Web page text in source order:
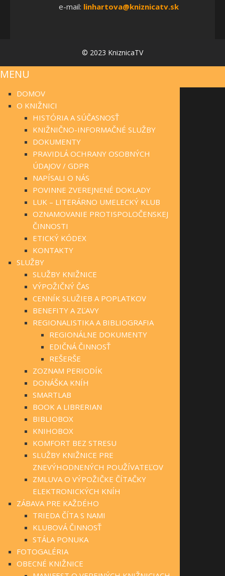
e-mail: linhartova@kniznicatv.sk
© 2023 KniznicaTV
MENU
DOMOV
O KNIŽNICI
HISTÓRIA A SÚČASNOSŤ
KNIŽNIČNO-INFORMAČNÉ SLUŽBY
DOKUMENTY
PRAVIDLÁ OCHRANY OSOBNÝCH
ÚDAJOV / GDPR
NAPÍSALI O NÁS
POVINNE ZVEREJNENÉ DOKLADY
LUK – LITERÁRNO UMELECKÝ KLUB
OZNAMOVANIE PROTISPOLOČENSKEJ
ČINNOSTI
ETICKÝ KÓDEX
KONTAKTY
SLUŽBY
SLUŽBY KNIŽNICE
VÝPOŽIČNÝ ČAS
CENNÍK SLUŽIEB A POPLATKOV
BENEFITY A ZĽAVY
REGIONALISTIKA A BIBLIOGRAFIA
REGIONÁLNE DOKUMENTY
EDIČNÁ ČINNOSŤ
REŠERŠE
ZOZNAM PERIODÍK
DONÁŠKA KNÍH
SMARTLAB
BOOK A LIBRERIAN
BIBLIOBOX
KNIHOBOX
KOMFORT BEZ STRESU
SLUŽBY KNIŽNICE PRE
ZNEVÝHODNENÝCH POUŽÍVATEĽOV
ZMLUVA O VÝPOŽIČKE ČÍTAČKY
ELEKTRONICKÝCH KNÍH
ZÁBAVA PRE KAŽDÉHO
TRIEDA ČÍTA S NAMI
KLUBOVÁ ČINNOSŤ
STÁLA PONUKA
FOTOGALÉRIA
OBECNÉ KNIŽNICE